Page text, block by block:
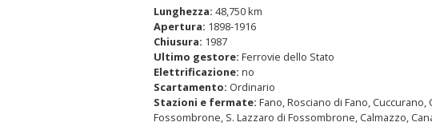
Lunghezza: 48,750 km
Apertura: 1898-1916
Chiusura: 1987
Ultimo gestore: Ferrovie dello Stato
Elettrificazione: no
Scartamento: Ordinario
Stazioni e fermate: Fano, Rosciano di Fano,
Fossombrone, S. Lazzaro di Fossombrone, Calmazzo,